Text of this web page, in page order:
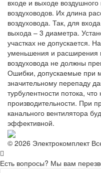
входе и выходе
воздуховодов. Их длина
воздуховода. Так, для
выхода – 3 диаметра.
участках не допускается.
уменьшения и расширения
воздуховода не должны
Ошибки, допускаемые при
значительному перепаду
турбулентности потока,
производительности. При
канального вентилятора
эффективной.
© 2026 Электрокомплект
Есть вопросы? Мы вам